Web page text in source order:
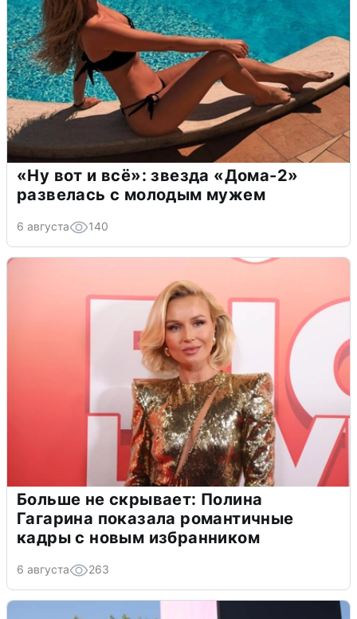
«Ну вот и всё»: звезда «Дома-2»
развелась с молодым мужем
6 августа 140
Больше не скрывает: Полина
Гагарина показала романтичные
кадры с новым избранником
6 августа 263